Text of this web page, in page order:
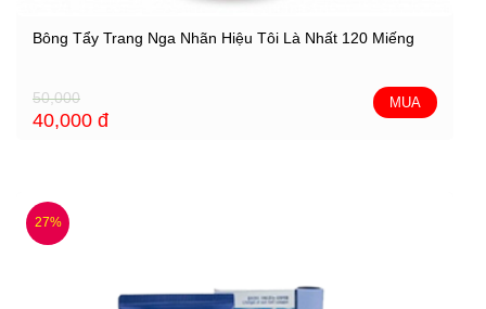
Bông Tẩy Trang Nga Nhãn Hiệu Tôi Là Nhất 120 Miếng
50,000
40,000 đ
MUA
27%